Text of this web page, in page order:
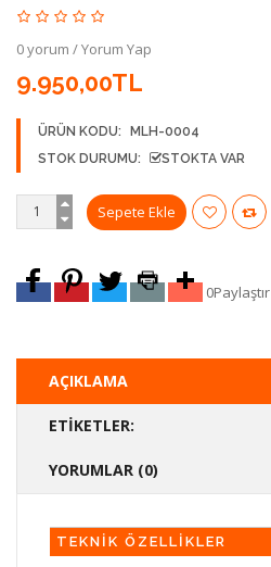
0 yorum /Yorum Yap
9.950,00TL
ÜRÜN KODU:
MLH-0004
STOK DURUMU:
STOKTA VAR
0Paylaştır
AÇIKLAMA
ETIKETLER:
YORUMLAR (0)
TEKNİK ÖZELLİKLER